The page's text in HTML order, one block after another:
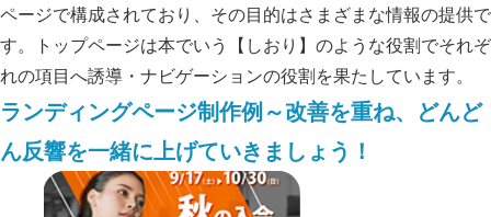
ページで構成されており、その目的はさまざまな情報の提供で
す。トップページは本でいう【しおり】のような役割でそれぞ
れの項目へ誘導・ナビゲーションの役割を果たしています。
ランディングページ制作例～改善を重ね、どんど
ん反響を一緒に上げていきましょう！